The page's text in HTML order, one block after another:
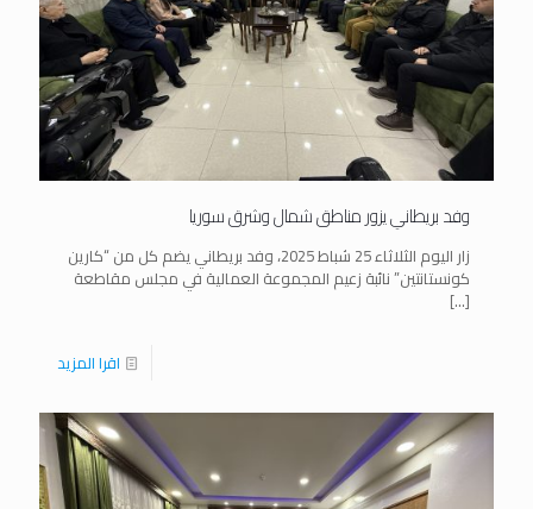
وفد بريطاني يزور مناطق شمال وشرق سوريا
زار اليوم الثلاثاء 25 شباط 2025، وفد بريطاني يضم كل من “كارين
كونستانتين” نائبة زعيم المجموعة العمالية في مجلس مقاطعة
[…]
اقرا المزيد